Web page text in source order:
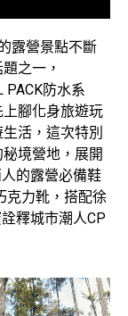
露營景點不斷
之一，
PACK防水系
腳化身旅遊玩
活，這次特別
境營地，展開
的露營必備鞋
克力靴，搭配徐
釋城市潮人CP